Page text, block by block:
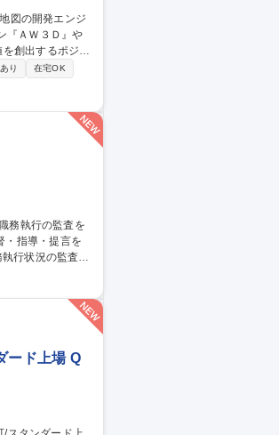
創出するポジシ
献。地図や画像
ロジェクトリ
り
在宅OK
・指導・提言を
務の遂行 ■内部
ード上場 Q